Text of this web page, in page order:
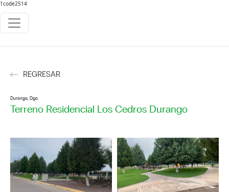
1code2514
REGRESAR
Durango, Dgo.
Terreno Residencial Los Cedros Durango